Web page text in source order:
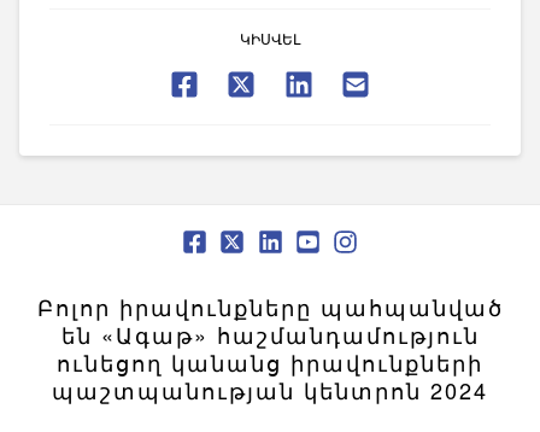
ԿԻՍՎԵԼ
Բոլոր իրավունքները պահպանված
են «Ագաթ» հաշմանդամություն
ունեցող կանանց իրավունքների
պաշտպանության կենտրոն 2024